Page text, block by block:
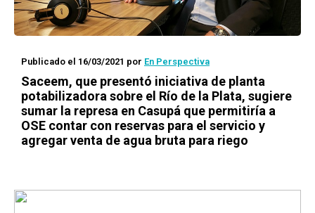
Publicado el 16/03/2021 por En Perspectiva
Saceem, que presentó iniciativa de planta
potabilizadora sobre el Río de la Plata, sugiere
sumar la represa en Casupá que permitiría a
OSE contar con reservas para el servicio y
agregar venta de agua bruta para riego